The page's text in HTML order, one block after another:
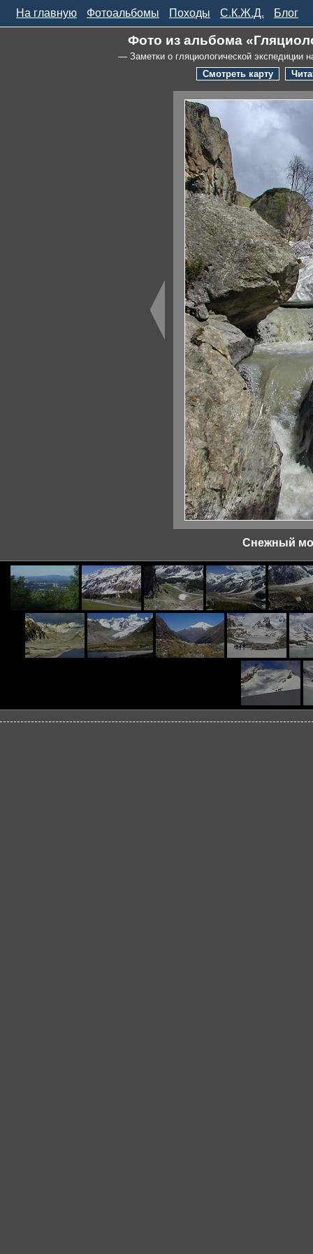
На главную Фотоальбомы Походы С.К.Ж.Д. Блог
Фото из альбома
— Заметки о гляциологической экспедиции
Смотреть карту
Снежный